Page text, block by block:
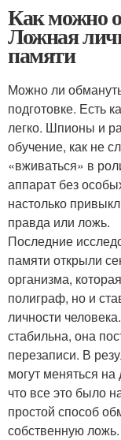
Как можно
Ложная
памяти
Можно ли
подготовке. Есть
легко. Шпионы и
обучение, как не
«вживаться» в
аппарат без
настолько
правда или ложь.
Последние
памяти открыли
организма,
полиграф, но и
личности
стабильна, она
перезаписи. В
могут меняться
что все это было
простой способ
собственную ложь.